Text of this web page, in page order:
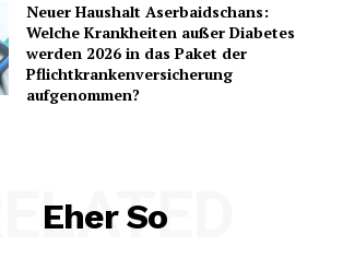
Neuer Haushalt Aserbaidschans:
Welche Krankheiten außer Diabetes
werden 2026 in das Paket der
Pflichtkrankenversicherung
aufgenommen?
Eher So
RELATED